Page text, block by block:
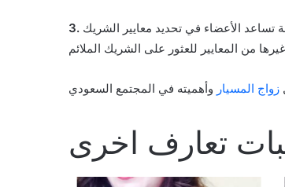
تساعد الأعضاء في تحديد معايير الشريك
زواج المسيار